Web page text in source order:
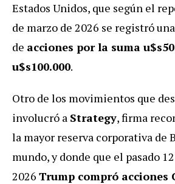
Estados Unidos, que según el
de marzo de 2026 se registró
de acciones por la suma
u$s100.000.
Otro de los movimientos que
involucró a Strategy, firma
la mayor reserva corporativa de
mundo, y donde que el pasado
2026 Trump compró acciones